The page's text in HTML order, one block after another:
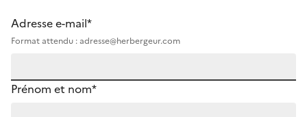
Adresse e-mail*
Format attendu : adresse@herbergeur.com
Prénom et nom*